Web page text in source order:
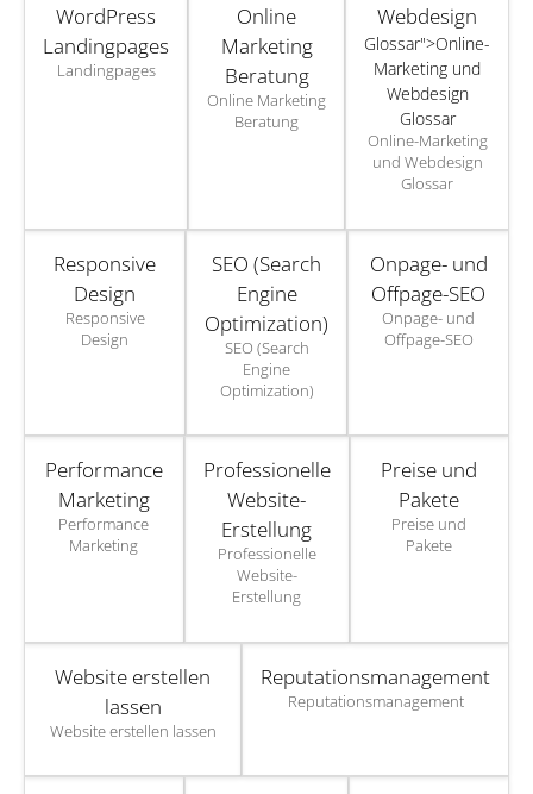
WordPress
Landingpages
Landingpages
Online
Marketing
Beratung
Online Marketing
Beratung
Webdesign
Glossar">Online-
Marketing und
Webdesign
Glossar
Online-Marketing
und Webdesign
Glossar
Responsive
Design
Responsive
Design
SEO (Search
Engine
Optimization)
SEO (Search
Engine
Optimization)
Onpage- und
Offpage-SEO
Onpage- und
Offpage-SEO
Performance
Marketing
Performance
Marketing
Professionelle
Website-
Erstellung
Professionelle
Website-
Erstellung
Preise und
Pakete
Preise und
Pakete
Website erstellen
lassen
Website erstellen lassen
Reputationsmanagement
Reputationsmanagement